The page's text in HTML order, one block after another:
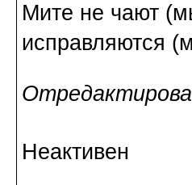
Мите не чают
исправляются
Неактивен